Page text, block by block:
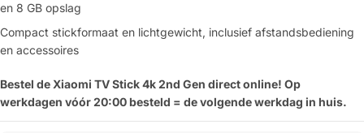
en 8 GB opslag
Compact stickformaat en lichtgewicht, inclusief afstandsbediening
en accessoires
Bestel de Xiaomi TV Stick 4k 2nd Gen direct online! Op
werkdagen vóór 20:00 besteld = de volgende werkdag in huis.